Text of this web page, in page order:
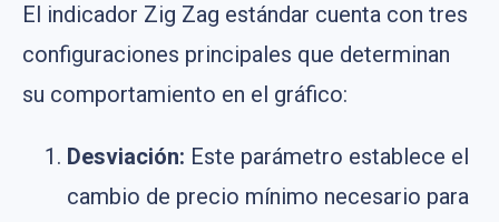
El indicador Zig Zag estándar cuenta con tres
configuraciones principales que determinan
su comportamiento en el gráfico:
Desviación: Este parámetro establece el
cambio de precio mínimo necesario para